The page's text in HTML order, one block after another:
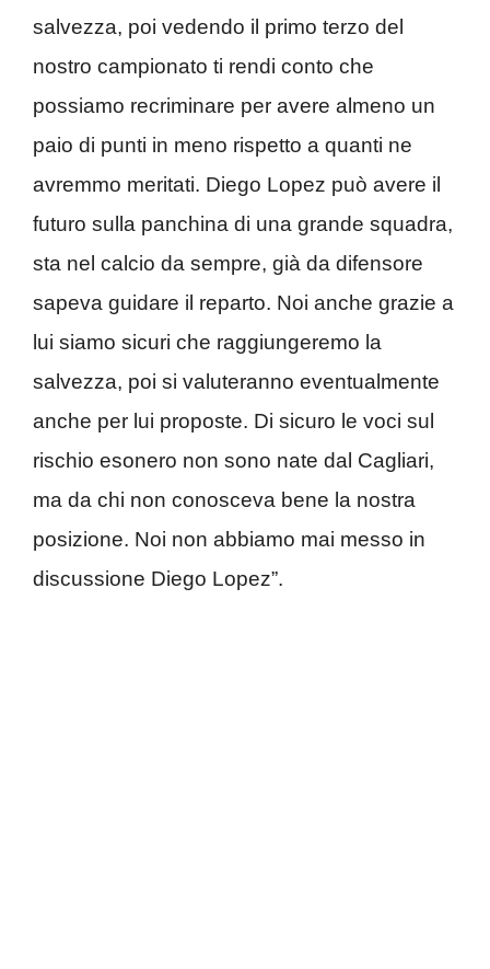
salvezza, poi vedendo il primo terzo del
nostro campionato ti rendi conto che
possiamo recriminare per avere almeno un
paio di punti in meno rispetto a quanti ne
avremmo meritati. Diego Lopez può avere il
futuro sulla panchina di una grande squadra,
sta nel calcio da sempre, già da difensore
sapeva guidare il reparto. Noi anche grazie a
lui siamo sicuri che raggiungeremo la
salvezza, poi si valuteranno eventualmente
anche per lui proposte. Di sicuro le voci sul
rischio esonero non sono nate dal Cagliari,
ma da chi non conosceva bene la nostra
posizione. Noi non abbiamo mai messo in
discussione Diego Lopez”.